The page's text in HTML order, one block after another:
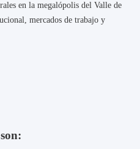
en la megalópolis del Valle de
mercados de trabajo y